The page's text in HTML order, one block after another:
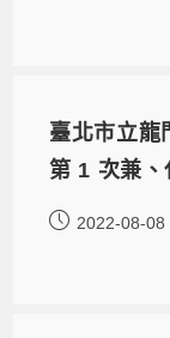
臺北市立龍
第 1 次兼
2022-08-08